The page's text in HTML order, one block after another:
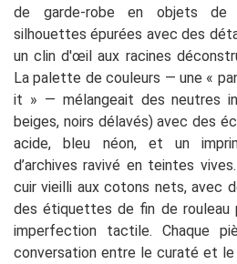
de garde-robe en objets de
silhouettes épurées avec des
un clin d'œil aux racines
La palette de couleurs — une «
it » — mélangeait des neutres
beiges, noirs délavés) avec des
acide, bleu néon, et un
d’archives ravivé en teintes
cuir vieilli aux cotons nets, avec
des étiquettes de fin de rouleau
imperfection tactile. Chaque
conversation entre le curaté et